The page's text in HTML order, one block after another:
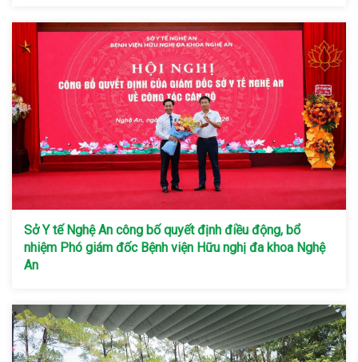
Sở Y tế Nghệ An công bố quyết định điều động, bổ
nhiệm Phó giám đốc Bệnh viện Hữu nghị đa khoa Nghệ
An